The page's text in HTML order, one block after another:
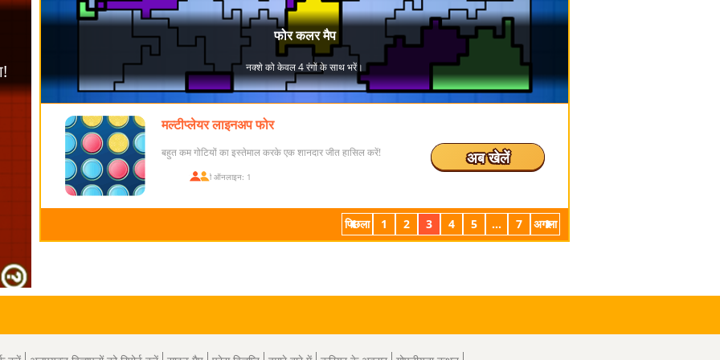
मल्टीप्लेयर लाइनअप फोर
बहुत कम गोटियों का इस्तेमाल करके एक शानदार जीत हासिल करें!
खिलाड़ी ऑनलाइन: 1
अब खेलें
पिछला 1 2 3 4 5 ... 7 अगला